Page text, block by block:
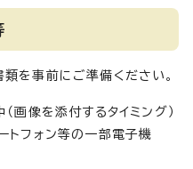
を事前にご準備ください。
画像を添付するタイミング）
トフォン等の一部電子機